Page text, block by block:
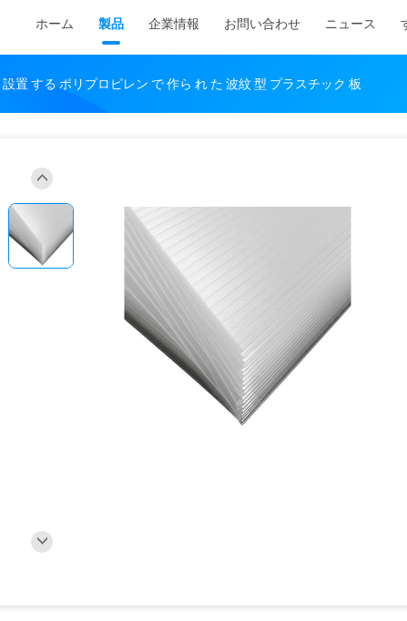
ホーム 製品 企業情報 お問い合わせ ニュース
置 する ポリプロピレン で 作ら れ た 波紋 型 プラスチック 板